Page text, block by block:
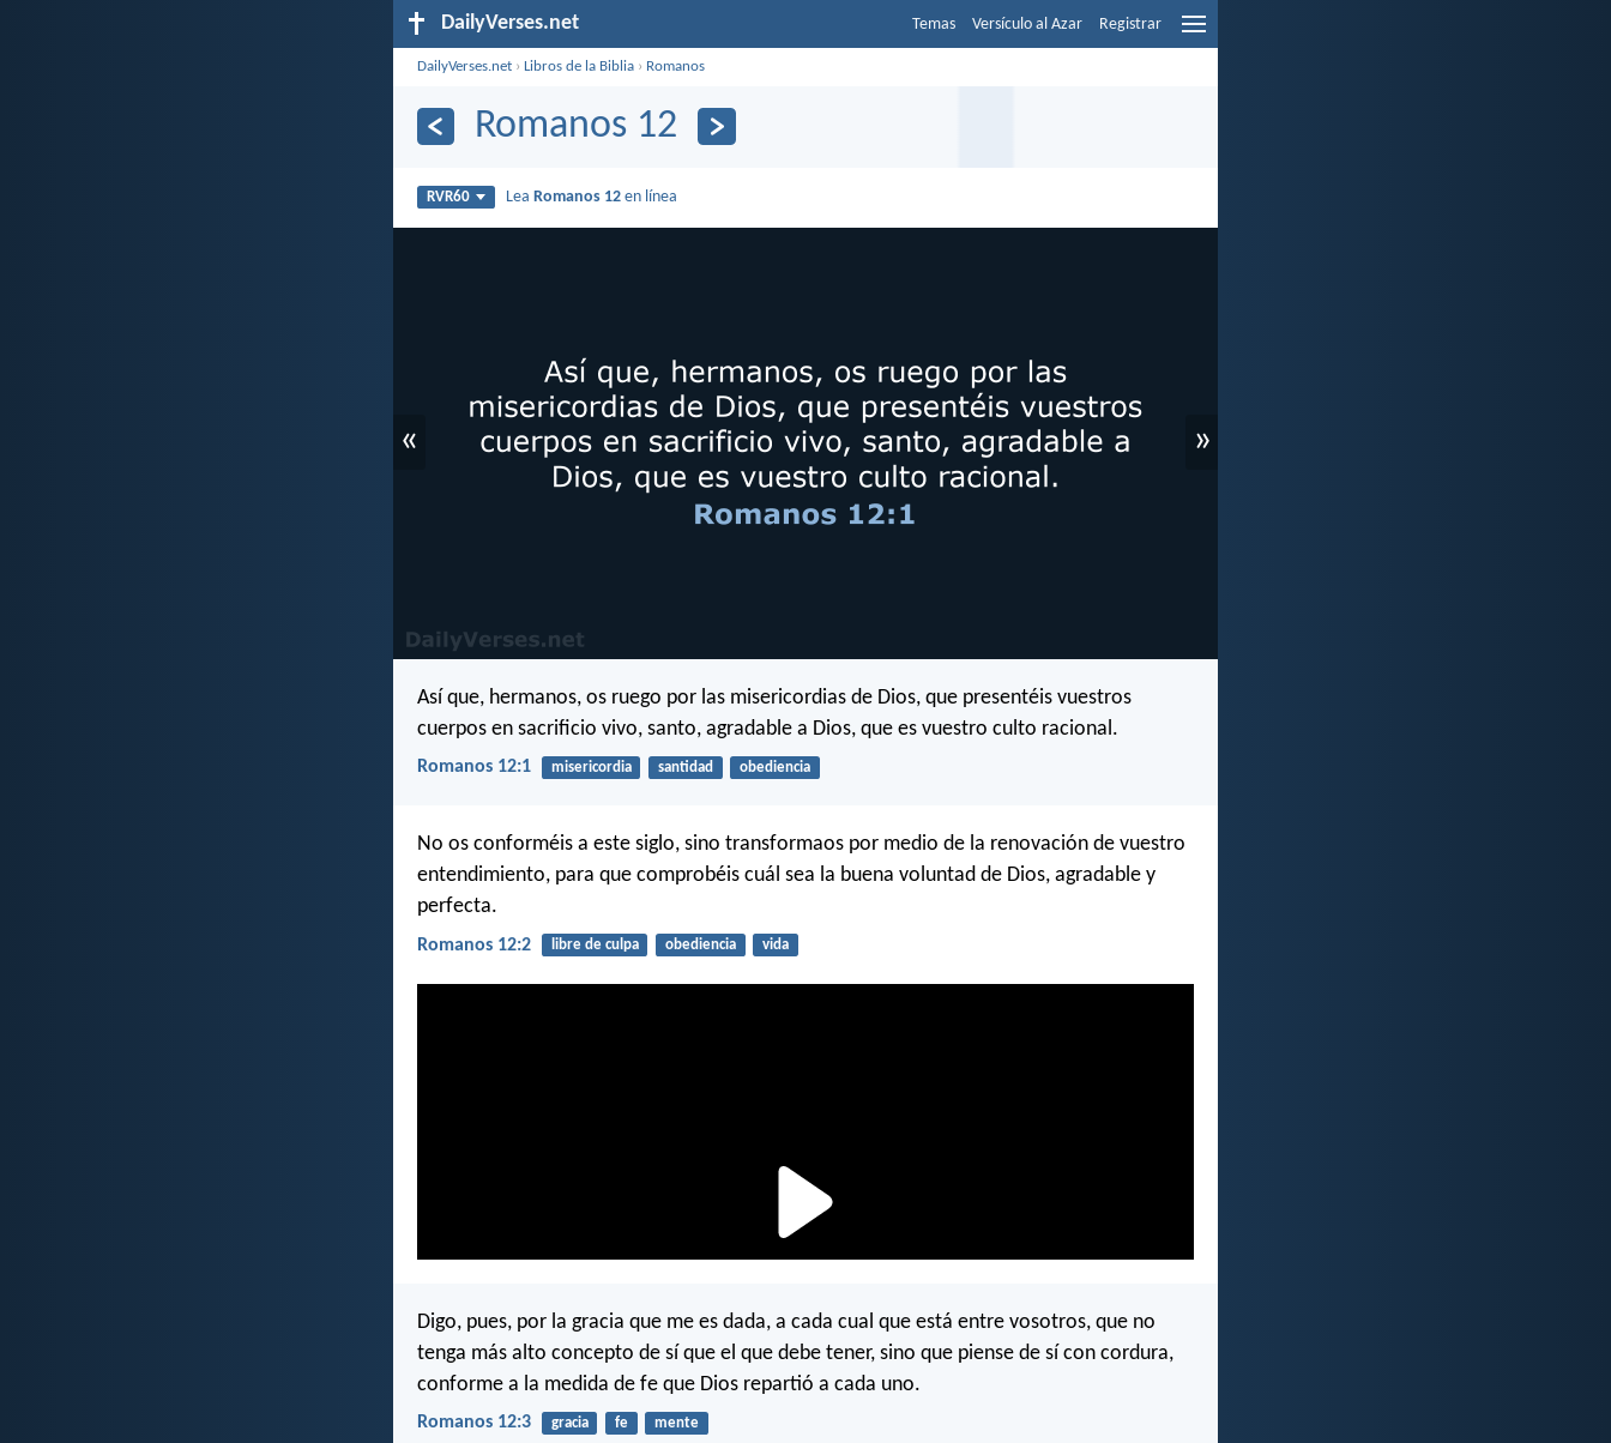
DailyVerses.net Temas Versículo al Azar Registrar
DailyVerses.net ›Libros de la Biblia › Romanos
Romanos 12
RVR60 Lea Romanos 12 en línea
« »
Así que, hermanos, os ruego por las misericordias de Dios, que presentéis vuestros
cuerpos en sacrificio vivo, santo, agradable a Dios, que es vuestro culto racional.
Romanos 12:1 misericordia santidad obediencia
No os conforméis a este siglo, sino transformaos por medio de la renovación de vuestro
entendimiento, para que comprobéis cuál sea la buena voluntad de Dios, agradable y
perfecta.
Romanos 12:2 libre de culpa obediencia vida
Digo, pues, por la gracia que me es dada, a cada cual que está entre vosotros, que no
tenga más alto concepto de sí que el que debe tener, sino que piense de sí con cordura,
conforme a la medida de fe que Dios repartió a cada uno.
Romanos 12:3 gracia fe mente